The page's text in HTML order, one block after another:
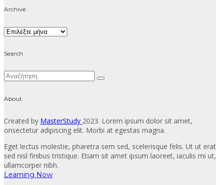
Archive
Archive
Search
About
Created by MasterStudy 2023. Lorem ipsum dolor sit amet,
onsectetur adipiscing elit. Morbi at egestas magna.
Eget lectus molestie, pharetra sem sed, scelerisque felis. Ut ut erat
sed nisl finibus tristique. Etiam sit amet ipsum laoreet, iaculis mi ut,
ullamcorper nibh.
Learning Now